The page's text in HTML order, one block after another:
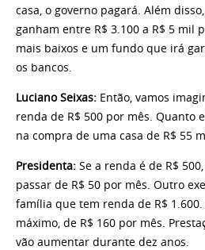
casa, o governo pagará. Além
ganham entre R$ 3.100 a R$ 5 mil
mais baixos e um fundo que irá
os bancos.
Luciano Seixas: Então, vamos
renda de R$ 500 por mês. Quanto
na compra de uma casa de R$ 55
Presidenta: Se a renda é de R$
passar de R$ 50 por mês. Outro
família que tem renda de R$
máximo, de R$ 160 por mês.
vão aumentar durante dez anos.